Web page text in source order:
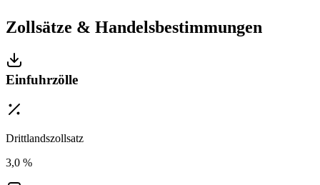
Zollsätze & Handelsbestimmungen
Einfuhrzölle
Drittlandszollsatz
3,0 %